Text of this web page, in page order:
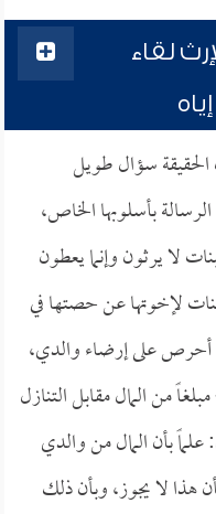
لقاء
سؤال طويل
بأسلوبها الخاص،
لا يرثون وإنما يعطون
لإخوتها عن حصتها في
أحرص على إرضاء والدي،
من المال مقابل التنازل
بأن المال من والدي
لا يجوز، وبأن ذلك